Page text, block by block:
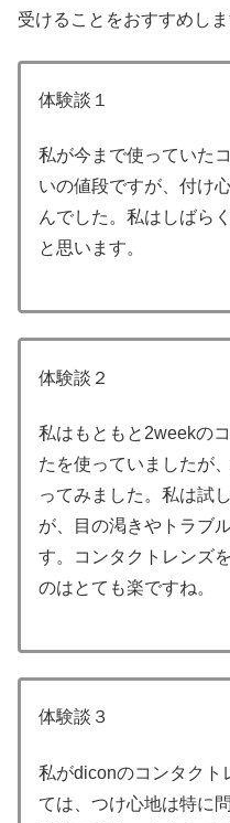
受けることをおすすめしま
体験談１
私が今まで使っていた
いの値段ですが、付け
んでした。私はしばら
と思います。
体験談２
私はもともと2weekの
たを使っていましたが
ってみました。私は試
が、目の渇きやトラブ
す。コンタクトレンズ
のはとても楽ですね。
体験談３
私がdiconのコンタクト
ては、つけ心地は特に